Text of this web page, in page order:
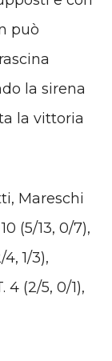
può
la sirena
la vittoria
Mareschi
(5/13, 0/7),
1/3),
4 (2/5, 0/1),